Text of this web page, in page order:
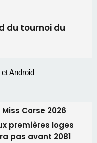
du tournoi du
Corse 2026
premières loges
pas avant 2081